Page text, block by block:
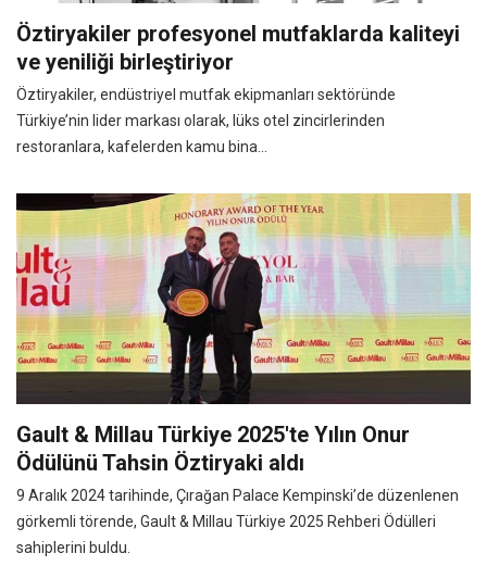
Öztiryakiler profesyonel mutfaklarda kaliteyi
ve yeniliği birleştiriyor
Öztiryakiler, endüstriyel mutfak ekipmanları sektöründe
Türkiye’nin lider markası olarak, lüks otel zincirlerinden
restoranlara, kafelerden kamu bina...
Gault & Millau Türkiye 2025'te Yılın Onur
Ödülünü Tahsin Öztiryaki aldı
9 Aralık 2024 tarihinde, Çırağan Palace Kempinski’de düzenlenen
görkemli törende, Gault & Millau Türkiye 2025 Rehberi Ödülleri
sahiplerini buldu.